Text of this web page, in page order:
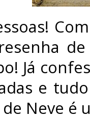
Já
e
Neve é